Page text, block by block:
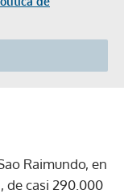
Raimundo, en
de casi 290.000